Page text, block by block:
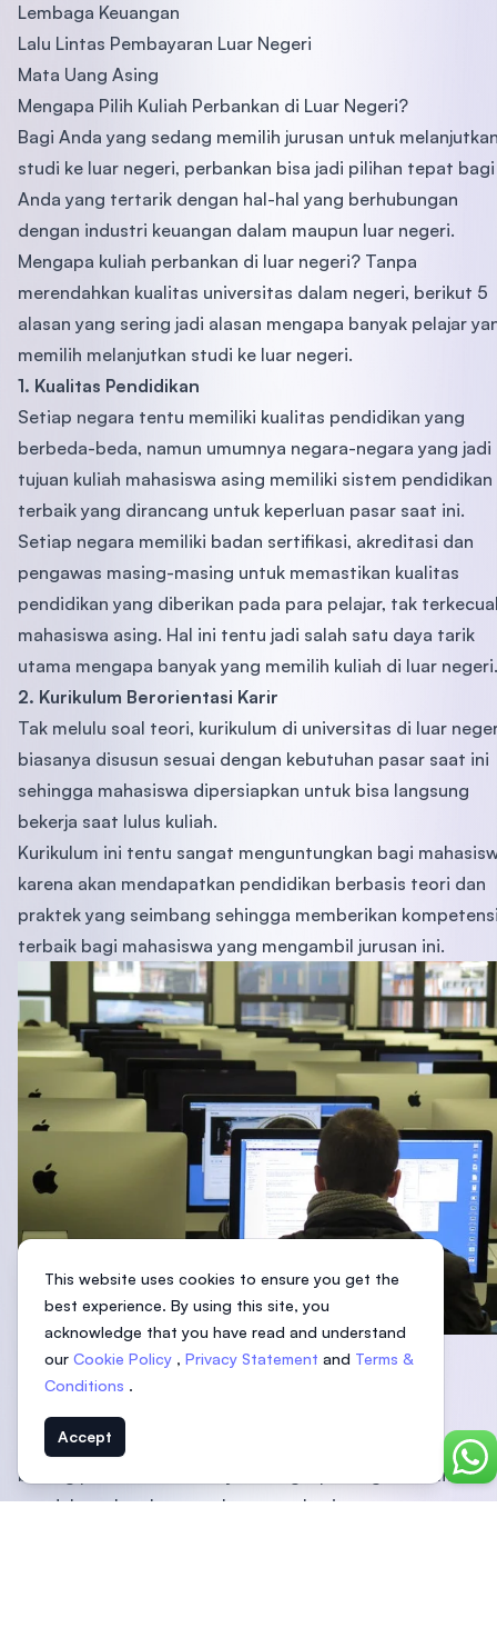
Lembaga Keuangan
Lalu Lintas Pembayaran Luar Negeri
Mata Uang Asing
Mengapa Pilih Kuliah Perbankan di Luar Negeri?
Bagi Anda yang sedang memilih jurusan untuk
studi ke luar negeri, perbankan bisa jadi pilihan tepat bagi
Anda yang tertarik dengan hal-hal yang berhubungan
dengan industri keuangan dalam maupun luar negeri.
Mengapa kuliah perbankan di luar negeri? Tanpa
merendahkan kualitas universitas dalam negeri, berikut 5
alasan yang sering jadi alasan mengapa banyak pelajar
memilih melanjutkan studi ke luar negeri.
1. Kualitas Pendidikan
Setiap negara tentu memiliki kualitas pendidikan yang
berbeda-beda, namun umumnya negara-negara yang jadi
tujuan kuliah mahasiswa asing memiliki sistem pendidikan
terbaik yang dirancang untuk keperluan pasar saat ini.
Setiap negara memiliki badan sertifikasi, akreditasi dan
pengawas masing-masing untuk memastikan kualitas
pendidikan yang diberikan pada para pelajar, tak
mahasiswa asing. Hal ini tentu jadi salah satu daya tarik
utama mengapa banyak yang memilih kuliah di luar negeri.
2. Kurikulum Berorientasi Karir
Tak melulu soal teori, kurikulum di universitas di luar
biasanya disusun sesuai dengan kebutuhan pasar saat ini
sehingga mahasiswa dipersiapkan untuk bisa langsung
bekerja saat lulus kuliah.
Kurikulum ini tentu sangat menguntungkan bagi
karena akan mendapatkan pendidikan berbasis teori dan
praktek yang seimbang sehingga memberikan
terbaik bagi mahasiswa yang mengambil jurusan ini.
Sumber: Pixabay
3. Dukungan Fasilitas Lengkap
Universitas di luar negeri yang menawarkan perkuliahan di
bidang perbankan biasanya dilengkapi dengan fasilitas
pendukung lengkap untuk para mahasiswa.
This website uses cookies to ensure you get the
best experience. By using this site, you
acknowledge that you have read and understand
our Cookie Policy , Privacy Statement and Terms &
Conditions .
Accept
Chat